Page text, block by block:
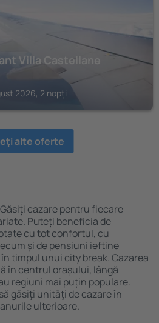
Villa Castellane
2026, 2 nopți
alte oferte
cazare pentru fiecare
Puteți beneficia de
cu tot confortul, cu
și de pensiuni ieftine
timpul unui city break. Cazarea
în centrul orașului, lângă
regiuni mai puțin populare.
găsiţi unităţi de cazare în
ulterioare.